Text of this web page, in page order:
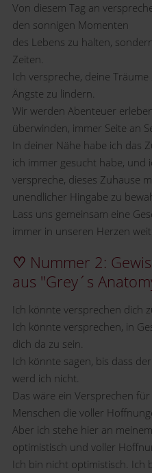
Von diesem Tag an
den sonnigen Momenten
des Lebens zu halten,
Zeiten.
Ich verspreche, deine
Ängste zu lindern.
Wir werden Abenteuer
überwinden, immer Seite an
In deiner Nähe habe ich das
ich immer gesucht habe, und
verspreche, dieses Zuhause
unendlicher Hingabe zu
Lass uns gemeinsam eine
immer in unseren Herzen
♡ Nummer 2:
aus "Grey´s
Ich könnte versprechen dich
Ich könnte versprechen, in
dich da zu sein.
Ich könnte sagen, bis dass
werd ich nicht.
Das wäre ein Versprechen
Menschen die voller
Aber ich stehe hier an
optimistisch und voller
Ich bin nicht optimistisch. Ich